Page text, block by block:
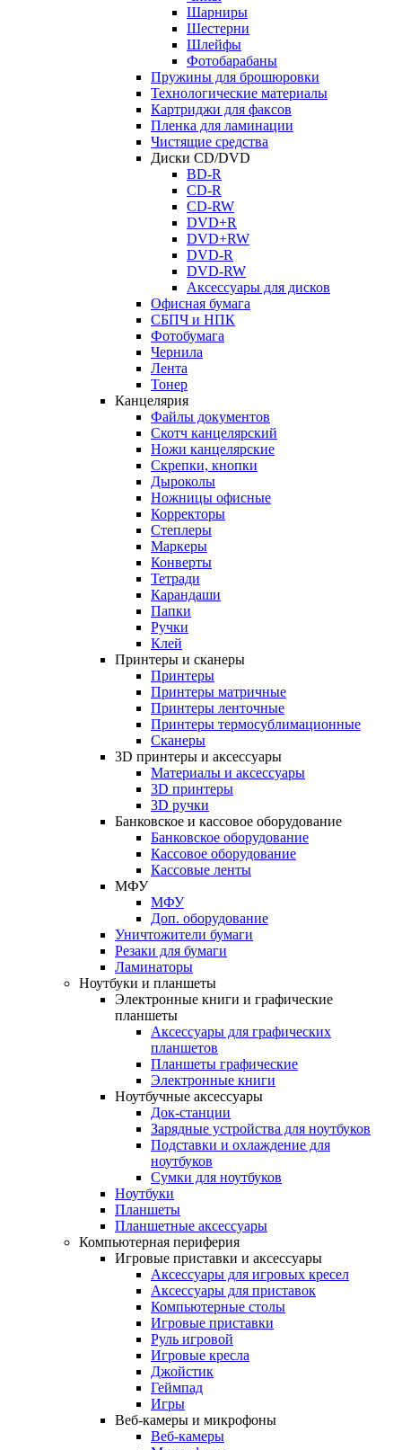
Шарниры
Шестерни
Шлейфы
Фотобарабаны
Пружины для брошюровки
Технологические материалы
Картриджи для факсов
Пленка для ламинации
Чистящие средства
Диски CD/DVD
BD-R
CD-R
CD-RW
DVD+R
DVD+RW
DVD-R
DVD-RW
Аксессуары для дисков
Офисная бумага
СБПЧ и НПК
Фотобумага
Чернила
Лента
Тонер
Канцелярия
Файлы документов
Скотч канцелярский
Ножи канцелярские
Скрепки, кнопки
Дыроколы
Ножницы офисные
Корректоры
Степлеры
Маркеры
Конверты
Тетради
Карандаши
Папки
Ручки
Клей
Принтеры и сканеры
Принтеры
Принтеры матричные
Принтеры ленточные
Принтеры термосублимационные
Сканеры
3D принтеры и аксессуары
Материалы и аксессуары
3D принтеры
3D ручки
Банковское и кассовое оборудование
Банковское оборудование
Кассовое оборудование
Кассовые ленты
МФУ
МФУ
Доп. оборудование
Уничтожители бумаги
Резаки для бумаги
Ламинаторы
Ноутбуки и планшеты
Электронные книги и графические
планшеты
Аксессуары для графических
планшетов
Планшеты графические
Электронные книги
Ноутбучные аксессуары
Док-станции
Зарядные устройства для ноутбуков
Подставки и охлаждение для
ноутбуков
Сумки для ноутбуков
Ноутбуки
Планшеты
Планшетные аксессуары
Компьютерная периферия
Игровые приставки и аксессуары
Аксессуары для игровых кресел
Аксессуары для приставок
Компьютерные столы
Игровые приставки
Руль игровой
Игровые кресла
Джойстик
Геймпад
Игры
Веб-камеры и микрофоны
Веб-камеры